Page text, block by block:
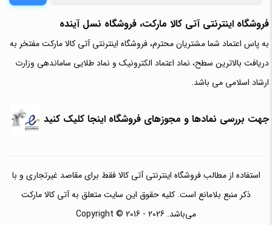
فروشگاه اینترنتی آتی‌ کالا مارکت، فروشگاه نسل آینده
به پاس اعتماد شما مشتریان محترم، فروشگاه اینترنتی آتی کالا مارکت مفتخر به
دریافت بالاترین سطح، نماد اعتماد الکترونیک و نماد طلایی ساماندهی وزارت
ارشاد اسلامی می باشد.
جهت بررسی نمادها و مجوزهای فروشگاه اینجا کلیک کنید
استفاده از مطالب فروشگاه اینترنتی آتی کالا فقط برای مقاصد غیرتجاری و با
ذکر منبع بلامانع است. کلیه حقوق این سایت متعلق به آتی کالا مارکت
می‌باشد. Copyright © 2016 - 2026